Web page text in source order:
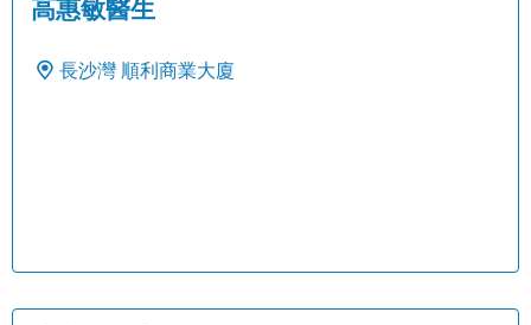
高惠敏醫生
長沙灣 順利商業大廈